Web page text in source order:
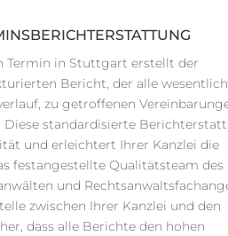
Termin in Stuttgart erstellt der
Bericht, der alle
zu getroffenen
standardisierte
und erleichtert Ihrer Kanzlei die
festangestellte Qualitätsteam
und
zwischen Ihrer Kanzlei und den
dass alle Berichte den hohen